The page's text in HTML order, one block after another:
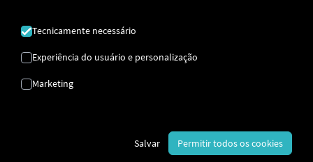
Instruções passo a passo para
RIO conectar.
Tecnicamente necessário
Experiência do usuário e personalização
Marketing
Salvar Permitir todos os cookies